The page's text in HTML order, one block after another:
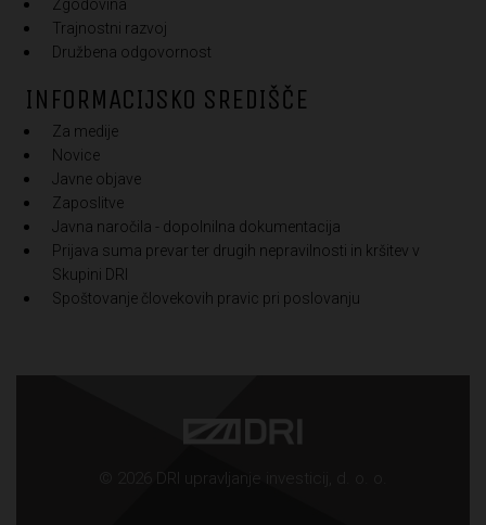
Zgodovina
Trajnostni razvoj
Družbena odgovornost
INFORMACIJSKO SREDIŠČE
Za medije
Novice
Javne objave
Zaposlitve
Javna naročila - dopolnilna dokumentacija
Prijava suma prevar ter drugih nepravilnosti in kršitev v
Skupini DRI
Spoštovanje človekovih pravic pri poslovanju
© 2026 DRI upravljanje investicij, d. o. o.